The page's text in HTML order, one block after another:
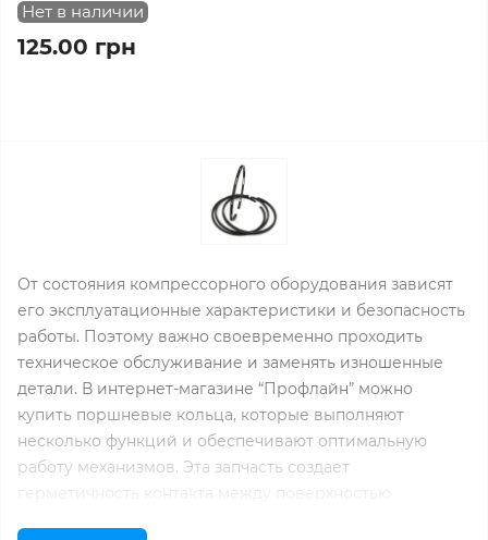
Нет в наличии
125.00 грн
От состояния компрессорного оборудования зависят
его эксплуатационные характеристики и безопасность
работы. Поэтому важно своевременно проходить
техническое обслуживание и заменять изношенные
детали. В интернет-магазине “Профлайн” можно
купить поршневые кольца, которые выполняют
несколько функций и обеспечивают оптимальную
работу механизмов. Эта запчасть создает